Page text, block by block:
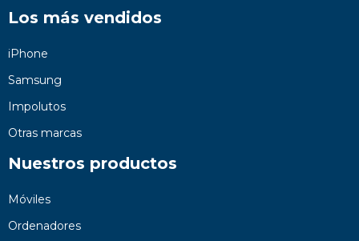
Los más vendidos
iPhone
Samsung
Impolutos
Otras marcas
Nuestros productos
Móviles
Ordenadores